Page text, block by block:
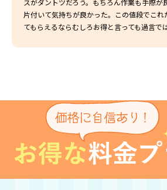
片付いて気持ちが良かった。この値段でこ
てもらえるならむしろお得と言っても過言で